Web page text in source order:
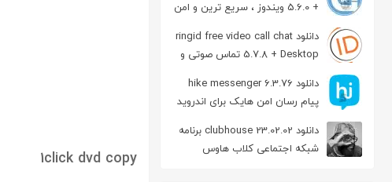
+ 5.6.0 ویندوز ، سریع ترین و امن
ترین نسخه تلگرام
دانلود ringid free video call chat
5.7.8 + Desktop تماس صوتی و
تصویری در اندروید
دانلود hike messenger 6.3.76
پیام‌ رسان‌ امن هایک برای اندروید
دانلود clubhouse 23.02.02 برنامه
شبکه اجتماعی کلاب هاوس
1click dvd copy